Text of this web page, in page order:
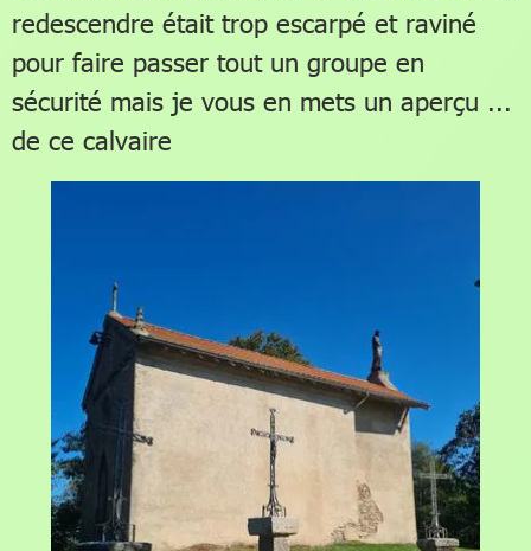
redescendre était trop escarpé et raviné
pour faire passer tout un groupe en
sécurité mais je vous en mets un aperçu ...
de ce calvaire